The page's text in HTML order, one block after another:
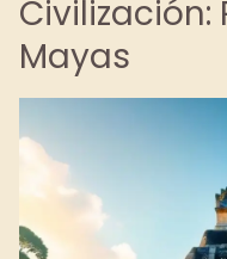
Civilización:
Mayas